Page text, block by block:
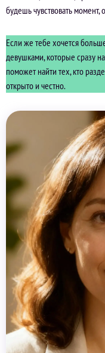
будешь чувствовать момент,
Если же тебе хочется
девушками, которые сразу
поможет найти тех, кто
открыто и честно.